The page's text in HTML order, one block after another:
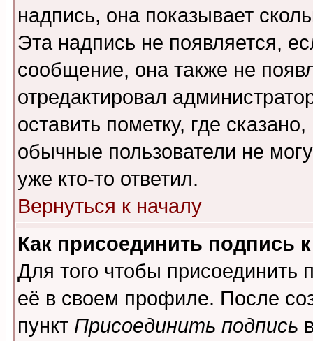
надпись, она показывает
Эта надпись не появляется,
сообщение, она также не
отредактировал
оставить пометку, где
обычные пользователи не
уже кто-то ответил.
Вернуться к началу
Как присоединить подпись
Для того чтобы присоединить
её в своем профиле. После
пункт Присоединить подпись